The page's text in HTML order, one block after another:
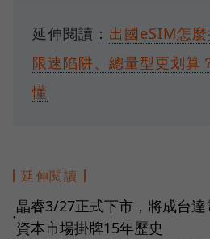
延伸閱讀： 出國eSIM怎
限速陷阱、總量型更划算
懂
延伸閱讀
●
晶睿3/27正式下市，將成台
資本市場掛牌15年歷史